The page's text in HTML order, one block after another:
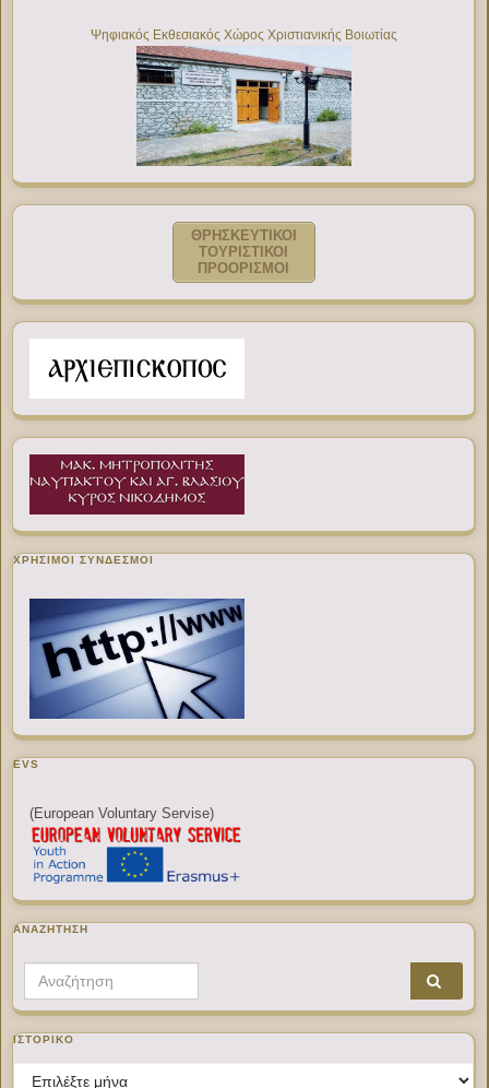
Ψηφιακός Εκθεσιακός Χώρος Χριστιανικής Βοιωτίας
ΘΡΗΣΚΕΥΤΙΚΟΙ
ΤΟΥΡΙΣΤΙΚΟΙ
ΠΡΟΟΡΙΣΜΟΙ
ΧΡΉΣΙΜΟΙ ΣΎΝΔΕΣΜΟΙ
EVS
(European Voluntary Servise)
ΑΝΑΖΉΤΗΣΗ
Search for:
ΙΣΤΟΡΙΚΌ
Ιστορικό